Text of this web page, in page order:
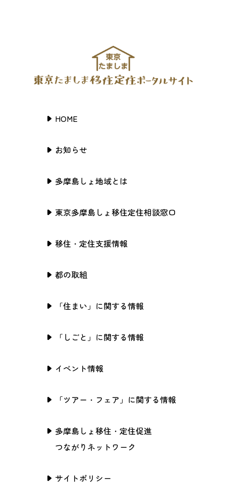
HOME
お知らせ
多摩島しょ地域とは
東京多摩島しょ移住定住相談窓口
移住・定住支援情報
都の取組
「住まい」に関する情報
「しごと」に関する情報
イベント情報
「ツアー・フェア」に関する情報
多摩島しょ移住・定住促進
つながりネットワーク
サイトポリシー